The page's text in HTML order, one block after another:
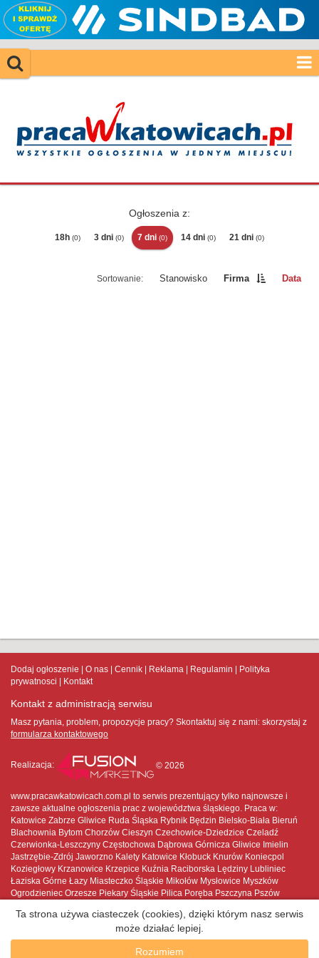
Ogłoszenia z:
18h (0) 3 dni (0) 7 dni (0) 14 dni (0) 21 dni (0)
Stanowisko Firma Data
Dodaj ogłoszenie O nas Cennik Reklama Regulamin
Polityka
prywatnosci
Kontakt
Kontakt z administracją serwisu
Masz pytania, problem, propozycje pracy? Skontaktuj się z nami: skorzystaj z
formularza kontaktowego
Realizacja: © 2026
www.pracawkatowicach.com.pl to serwis prezentujący tylko najnowsze i
zawsze aktualne ogłoszenia prac z województwa śląskiego. Praca w:
Katowice Zabrze Gliwice Ruda Śląska Rybnik Będzin Bielsko-Biała Bieruń
Blachownia Bytom Chorzów Cieszyn Czechowice-Dziedzice Czeladź
Czerwionka-Leszczyny Częstochowa Dąbrowa Górnicza Gliwice Imielin
Jastrzębie-Zdrój Jaworzno Kalety Katowice Kłobuck Knurów Koniecpol
Koziegłowy Krzanowice Krzepice Kuźnia Raciborska Lędziny Lubliniec
Łaziska Górne Łazy Miasteczko Śląskie Mikołów Mysłowice Myszków
Ogrodzieniec Orzesze Piekary Śląskie Pilica Poręba Pszczyna Pszów
Siemianowice Śląskie Siewierz Skoczów Sławków Sosnowiec Sośnicowice
Strumień Szczekociny Szczyrk Świętochłowice Tarnowskie Góry Toszek
Tychy Ustroń Wilamowice Wisła Wodzisław Śląski Wojkowice Woźniki
Zabrze Zawiercie Żarki Żory Żywiec
Ta strona używa ciasteczek (cookies), dzięki którym nasz serwis
może działać lepiej.
Rozumiem